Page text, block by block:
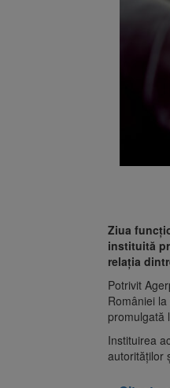
Ziua
instituită
relația
Potrivit
României
promulgată
Instituirea
autorităților